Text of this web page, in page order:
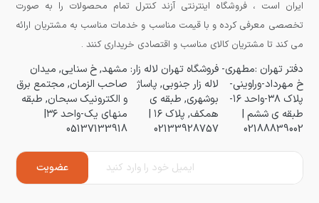
ایران است ، فروشگاه اینترنتی آزند کنترل تمام محصولات را به صورت
تخصصی معرفی کرده و با قیمت مناسب و خدمات مناسب به مشتریان ارائه
می کند تا مشتریان کالای مناسب و اقتصادی خریداری کنند .
دفتر تهران :مطهری-
خ مهرداد-وراوینی-
پلاک ۳۸-واحد ۱۶-
طبقه ی ششم |
02188839002
فروشگاه تهران لاله زار:
لاله زار جنوبی, پاساژ
بوشهری, طبقه ی
همکف, پلاک ۱۶ |
02133928757
مشهد, خ سنایی, میدان
صاحب الزمان, مجتمع برق
و الکترونیک سبحان, طبقه
منهای یک-واحد ۳۶|
05137133918